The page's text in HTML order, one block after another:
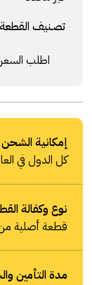
تصنيف
اطلب السعر
إمكانية الشحن
كل الدول في
نوع وكفالة
قطعة أصلية من
مدة التأمين